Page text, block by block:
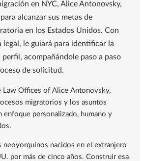
en NYC, Alice Antonovsky,
alcanzar sus metas de
en los Estados Unidos. Con
legal, le guiará para identificar la
acompañándole paso a paso
de solicitud.
Law Offices of Alice Antonovsky,
migratorios y los asuntos
enfoque personalizado, humano y
neoyorquinos nacidos en el extranjero
por más de cinco años. Construir esa